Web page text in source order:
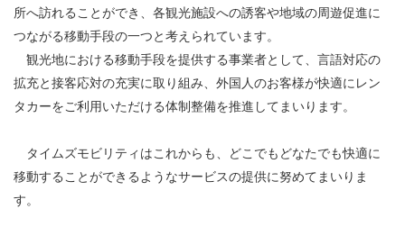
所へ訪れることができ、各観光施設への誘客や地域の周遊促進に
つながる移動手段の一つと考えられています。
観光地における移動手段を提供する事業者として、言語対応の
拡充と接客応対の充実に取り組み、外国人のお客様が快適にレン
タカーをご利用いただける体制整備を推進してまいります。
タイムズモビリティはこれからも、どこでもどなたでも快適に
移動することができるようなサービスの提供に努めてまいりま
す。